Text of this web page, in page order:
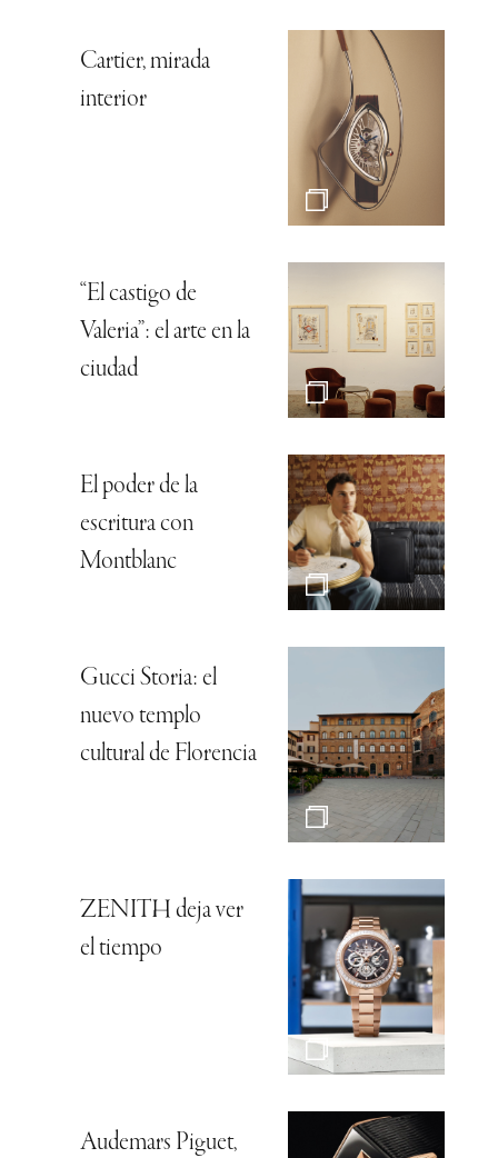
Cartier, mirada
interior
“El castigo de
Valeria”: el arte en la
ciudad
El poder de la
escritura con
Montblanc
Gucci Storia: el
nuevo templo
cultural de Florencia
ZENITH deja ver
el tiempo
Audemars Piguet,